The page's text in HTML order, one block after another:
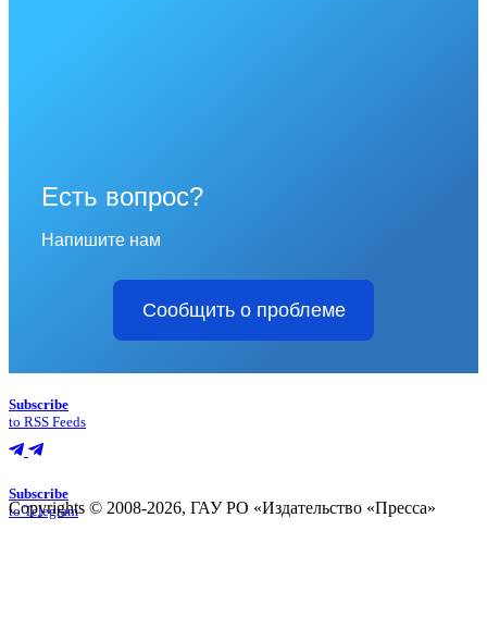
Есть вопрос?
Напишите нам
Сообщить о проблеме
Subscribe
to RSS Feeds
Subscribe
to Telegram
Copyrights © 2008-2026, ГАУ РО «Издательство «Пресса»